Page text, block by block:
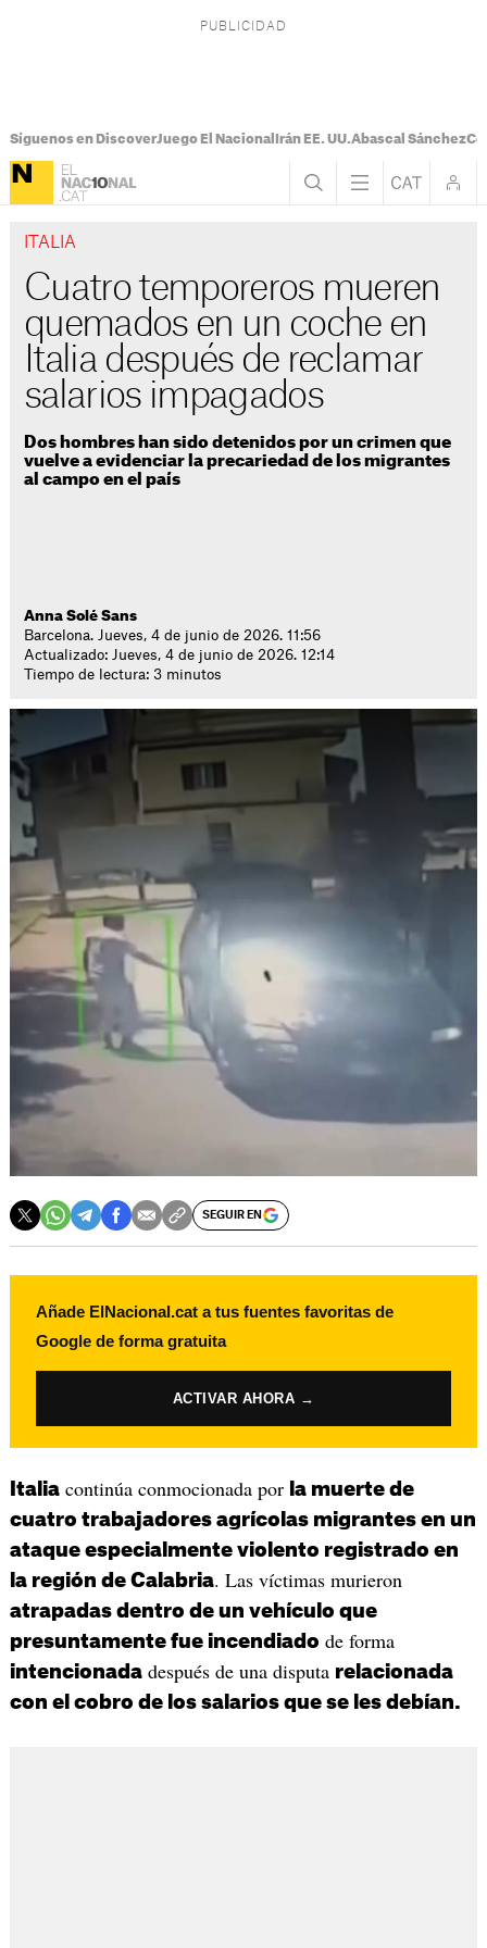
Síguenos en DiscoverJuego El Nacional Irán EE. UU.Abascal Sánchez
ITALIA
Cuatro temporeros mueren
quemados en un coche en
Italia después de reclamar
salarios impagados
Dos hombres han sido detenidos por un crimen que
vuelve a evidenciar la precariedad de los migrantes
al campo en el país
Anna Solé Sans
Barcelona. Jueves, 4 de junio de 2026. 11:56
Actualizado: Jueves, 4 de junio de 2026. 12:14
Tiempo de lectura: 3 minutos
SEGUIR EN
Añade ElNacional.cat a tus fuentes favoritas de
Google de forma gratuita
ACTIVAR AHORA →
Italiacontinúa conmocionada por la muerte de
cuatro trabajadores agrícolas migrantes en un
ataque especialmente violento registrado en
la región de Calabria. Las víctimas murieron
atrapadas dentro de un vehículo que
presuntamente fue incendiado de forma
intencionadadespués de una disputa relacionada
con el cobro de los salarios que se les debían.